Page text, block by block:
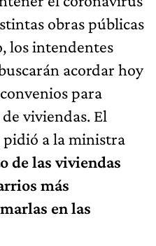
obras públicas
los intendentes
acordar hoy
para
viviendas. El
pidió a la ministra
de las viviendas
más
en las